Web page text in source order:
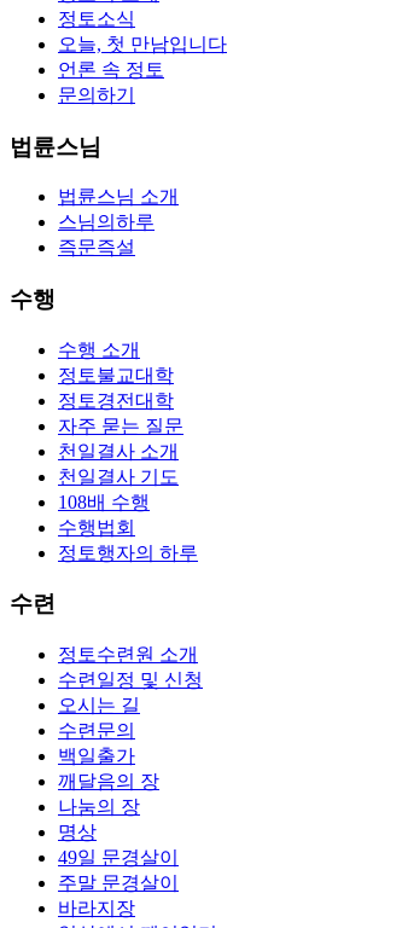
정토소식
오늘, 첫 만남입니다
언론 속 정토
문의하기
법륜스님
법륜스님 소개
스님의하루
즉문즉설
수행
수행 소개
정토불교대학
정토경전대학
자주 묻는 질문
천일결사 소개
천일결사 기도
108배 수행
수행법회
정토행자의 하루
수련
정토수련원 소개
수련일정 및 신청
오시는 길
수련문의
백일출가
깨달음의 장
나눔의 장
명상
49일 문경살이
주말 문경살이
바라지장